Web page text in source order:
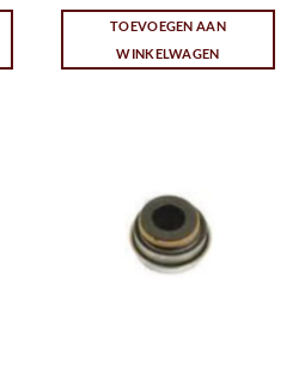
TOEVOEGEN AAN
WINKELWAGEN